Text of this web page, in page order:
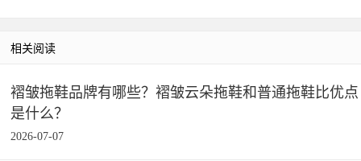
相关阅读
褶皱拖鞋品牌有哪些？褶皱云朵拖鞋和普通拖鞋比优点
是什么？
2026-07-07